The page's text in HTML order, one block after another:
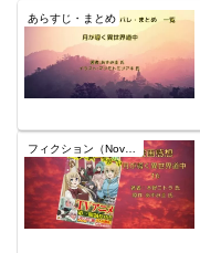
あらすじ・まとめ